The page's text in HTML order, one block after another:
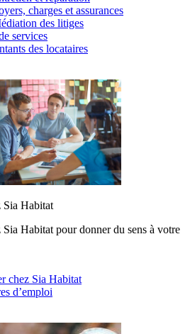
charges et assurances
des litiges
services
des locataires
Sia Habitat
Habitat pour donner du sens à votre
chez Sia Habitat
d’emploi